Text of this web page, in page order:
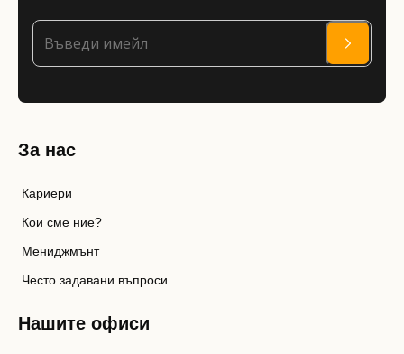
За нас
Кариери
Кои сме ние?
Мениджмънт
Често задавани въпроси
Нашите офиси